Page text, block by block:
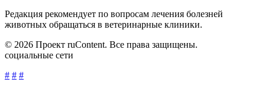
Редакция рекомендует по вопросам лечения болезней
животных обращаться в ветеринарные клиники.
© 2026 Проект ruContent. Все права защищены.
социальные сети
# # #